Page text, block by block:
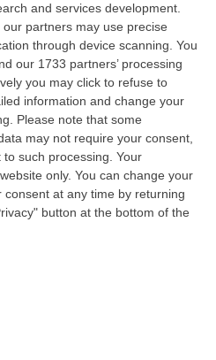
and services development.
partners may use precise
through device scanning. You
our 1733 partners’ processing
you may click to refuse to
information and change your
Please note that some
may not require your consent,
such processing. Your
only. You can change your
at any time by returning
button at the bottom of the
in cui si traccia il
infrastruttura del
con un assetto nuovo,
interventi
Paolo Piacenza,
di Sistema
meridionale e Ionio
energetica e la
con cui rispondiamo